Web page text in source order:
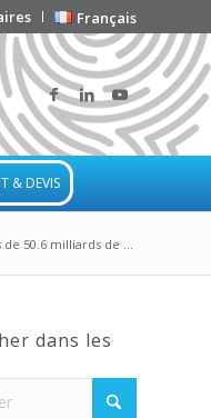
Français
& DEVIS
50.6 milliards de ...
dans les